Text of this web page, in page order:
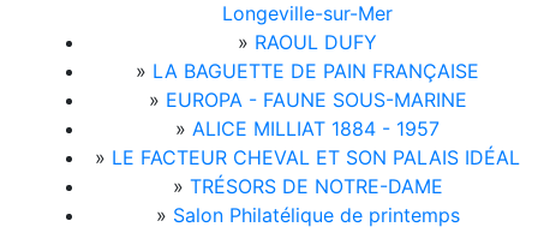
Longeville-sur-Mer
» RAOUL DUFY
» LA BAGUETTE DE PAIN FRANÇAISE
» EUROPA - FAUNE SOUS-MARINE
» ALICE MILLIAT 1884 - 1957
» LE FACTEUR CHEVAL ET SON PALAIS IDÉAL
» TRÉSORS DE NOTRE-DAME
» Salon Philatélique de printemps